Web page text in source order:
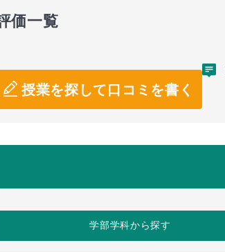
価一覧
授業を探して口コミを書く
学部学科から探す